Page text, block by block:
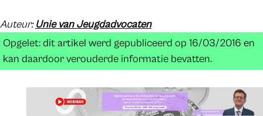
Auteur:Unie van Jeugdadvocaten
Opgelet: dit artikel werd gepubliceerd op 16/03/2016 en
kan daardoor verouderde informatie bevatten.